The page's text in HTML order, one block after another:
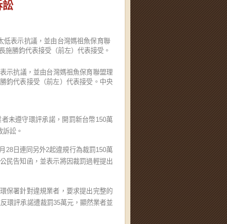
訟
示抗議，並由台灣媽祖魚保育聯盟理
鈞代表接受（前左）代表接受。中央
未遵守環評承諾，開罰新台幣150萬
訟。
28日連同另外2起違規行為裁罰150萬
民告知函，並表示將因裁罰過輕提出
保署針對違規業者，要求提出完整的
環評承諾遭裁罰35萬元，顯然業者並